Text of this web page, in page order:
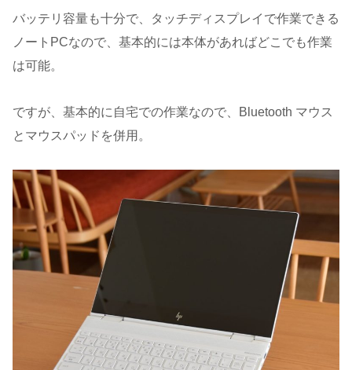
バッテリ容量も十分で、タッチディスプレイで作業できる
ノートPCなので、基本的には本体があればどこでも作業
は可能。
ですが、基本的に自宅での作業なので、Bluetooth マウス
とマウスパッドを併用。